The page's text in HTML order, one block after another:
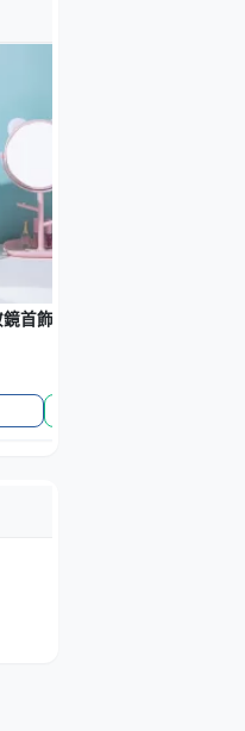
首飾盒 - 梳妝收納